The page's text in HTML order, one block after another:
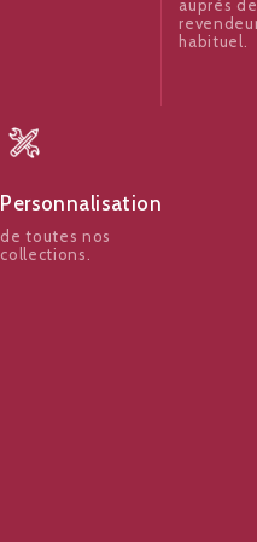
auprès
habituel.
Personnalisation
de toutes nos
collections.